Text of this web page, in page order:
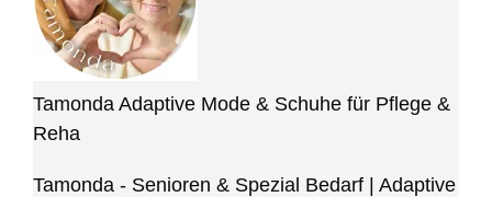
Tamonda Adaptive Mode & Schuhe für Pflege &
Reha
Tamonda - Senioren & Spezial Bedarf | Adaptive